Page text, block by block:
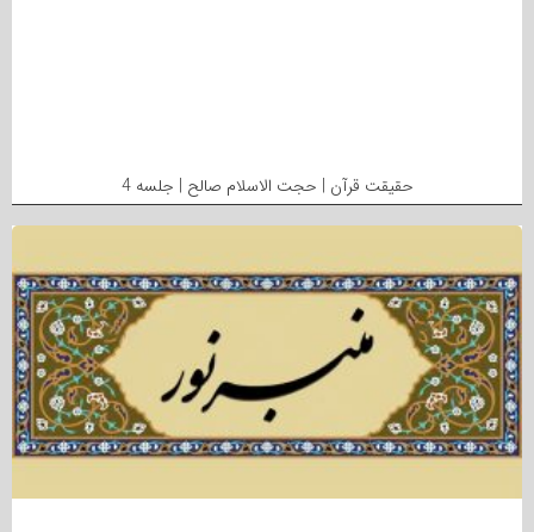
حقیقت قرآن | حجت الاسلام صالح | جلسه 4